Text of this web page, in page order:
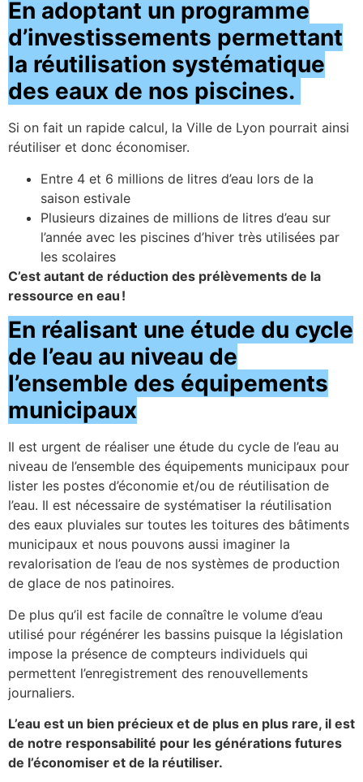
En adoptant un programme
d’investissements permettant
la réutilisation systématique
des eaux de nos piscines.
Si on fait un rapide calcul, la Ville de Lyon pourrait ainsi
réutiliser et donc économiser.
Entre 4 et 6 millions de litres d’eau lors de la
saison estivale
Plusieurs dizaines de millions de litres d’eau sur
l’année avec les piscines d’hiver très utilisées par
les scolaires
C’est autant de réduction des prélèvements de la
ressource en eau !
En réalisant une étude du cycle
de l’eau au niveau de
l’ensemble des équipements
municipaux
Il est urgent de réaliser une étude du cycle de l’eau au
niveau de l’ensemble des équipements municipaux pour
lister les postes d’économie et/ou de réutilisation de
l’eau. Il est nécessaire de systématiser la réutilisation
des eaux pluviales sur toutes les toitures des bâtiments
municipaux et nous pouvons aussi imaginer la
revalorisation de l’eau de nos systèmes de production
de glace de nos patinoires.
De plus qu’il est facile de connaître le volume d’eau
utilisé pour régénérer les bassins puisque la législation
impose la présence de compteurs individuels qui
permettent l’enregistrement des renouvellements
journaliers.
L’eau est un bien précieux et de plus en plus rare, il est
de notre responsabilité pour les générations futures
de l’économiser et de la réutiliser.